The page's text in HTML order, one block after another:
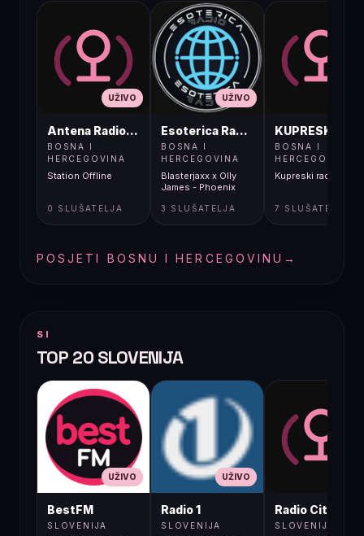
UŽIVO
Antena Radio, Jelah Tešanj
BOSNA I
HERCEGOVINA
Station Offline
0 SLUŠATELJA
UŽIVO
Esoterica Radio S1
BOSNA I
HERCEGOVINA
Blasterjaxx x Olly
James - Phoenix
3 SLUŠATELJA
BOSNA I
HERCEGOVINA
Kupreski radio
7 SLUŠATELJA
POSJETI BOSNU I HERCEGOVINU →
SI
TOP 20 SLOVENIJA
UŽIVO
BestFM
SLOVENIJA
UŽIVO
Radio 1
SLOVENIJA
Radio City
SLOVENIJA